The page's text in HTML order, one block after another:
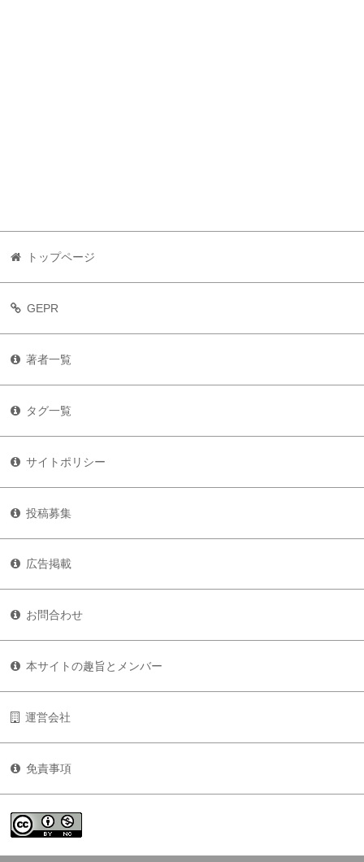
トップページ
GEPR
著者一覧
タグ一覧
サイトポリシー
投稿募集
広告掲載
お問合わせ
本サイトの趣旨とメンバー
運営会社
免責事項